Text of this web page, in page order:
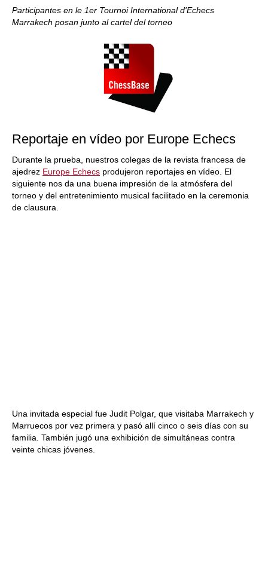
Participantes en le 1er Tournoi International d'Echecs
Marrakech posan junto al cartel del torneo
Reportaje en vídeo por Europe Echecs
Durante la prueba, nuestros colegas de la revista francesa de
ajedrez Europe Echecs produjeron reportajes en vídeo. El
siguiente nos da una buena impresión de la atmósfera del
torneo y del entretenimiento musical facilitado en la ceremonia
de clausura.
Una invitada especial fue Judit Polgar, que visitaba Marrakech y
Marruecos por vez primera y pasó allí cinco o seis días con su
familia. También jugó una exhibición de simultáneas contra
veinte chicas jóvenes.